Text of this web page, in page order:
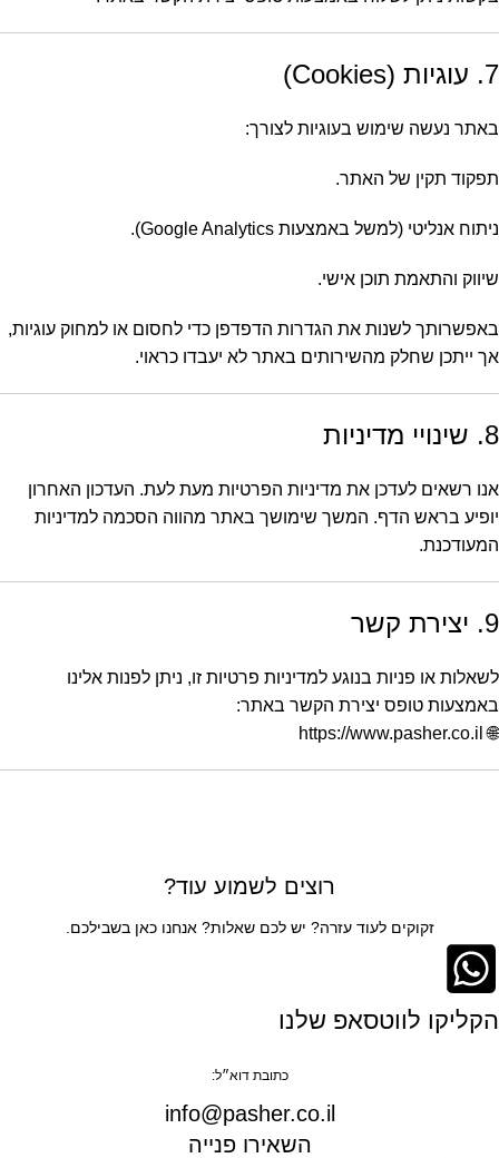
7. עוגיות (Cookies)
באתר נעשה שימוש בעוגיות לצורך:
תפקוד תקין של האתר.
ניתוח אנליטי (למשל באמצעות Google Analytics).
שיווק והתאמת תוכן אישי.
באפשרותך לשנות את הגדרות הדפדפן כדי לחסום או למחוק עוגיות,
אך ייתכן שחלק מהשירותים באתר לא יעבדו כראוי.
8. שינויי מדיניות
אנו רשאים לעדכן את מדיניות הפרטיות מעת לעת. העדכון האחרון
יופיע בראש הדף. המשך שימושך באתר מהווה הסכמה למדיניות
המעודכנת.
9. יצירת קשר
לשאלות או פניות בנוגע למדיניות פרטיות זו, ניתן לפנות אלינו
באמצעות טופס יצירת הקשר באתר:
🌐
https://www.pasher.co.il
רוצים לשמוע עוד?
זקוקים לעוד עזרה? יש לכם שאלות? אנחנו כאן בשבילכם.
הקליקו לווטסאפ שלנו
כתובת דוא״ל:
info@pasher.co.il
השאירו פנייה